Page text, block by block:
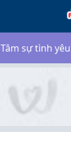
Tâm sự tình yêu